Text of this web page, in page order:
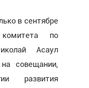
в сентябре
по
Асаул
совещании,
развития